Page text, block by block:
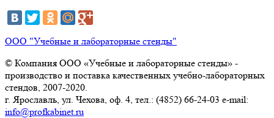
ООО "Учебные и лабораторные стенды"
© Компания ООО «Учебные и лабораторные стенды» -
производство и поставка качественных учебно-лабораторных
стендов, 2007-2020.
г. Ярославль, ул. Чехова, оф. 4, тел.: (4852) 66-24-03 e-mail:
info@profkabinet.ru